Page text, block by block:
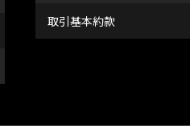
取引基本約款